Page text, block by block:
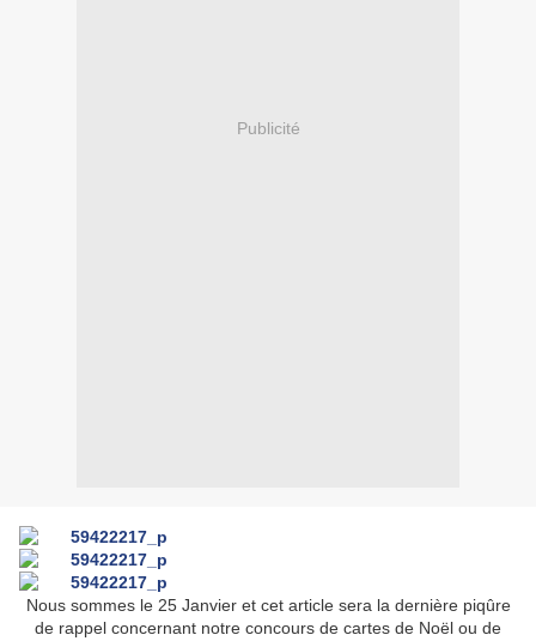
Publicité
Nous sommes le 25 Janvier et cet article sera la dernière piqûre
de rappel concernant notre concours de cartes de Noël ou de